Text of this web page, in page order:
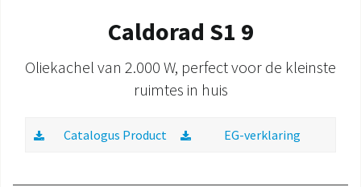
Caldorad S1 9
Oliekachel van 2.000 W, perfect voor de kleinste
ruimtes in huis
Catalogus Product EG-verklaring